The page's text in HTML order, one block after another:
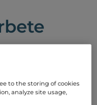
to the storing of cookies
analyze site usage,